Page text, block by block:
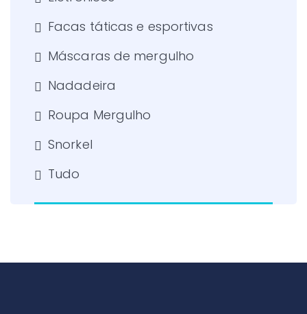
Facas táticas e esportivas
Máscaras de mergulho
Nadadeira
Roupa Mergulho
Snorkel
Tudo